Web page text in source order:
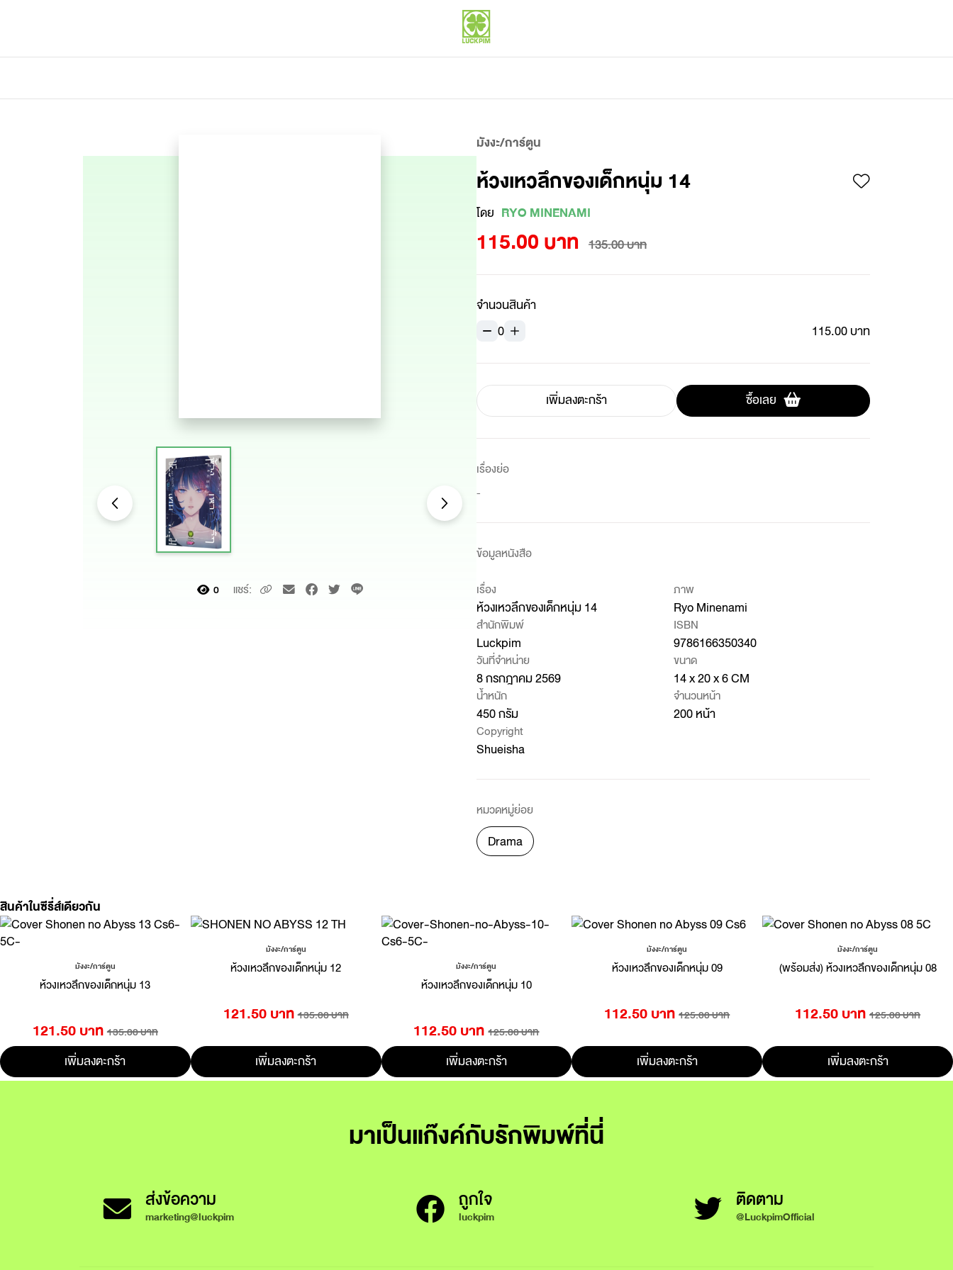
เข้าสู่ระบบ/สมัครสมาชิก
0 แชร์:
มังงะ/การ์ตูน
ห้วงเหวลึกของเด็กหนุ่ม 14
โดย RYO MINENAMI
115.00 บาท 135.00 บาท
จำนวนสินค้า
0
115.00 บาท
เพิ่มลงตะกร้า ซื้อเลย
เรื่องย่อ
-
ข้อมูลหนังสือ
เรื่อง
ห้วงเหวลึกของเด็กหนุ่ม 14
ภาพ
Ryo Minenami
สำนักพิมพ์
Luckpim
ISBN
9786166350340
วันที่จำหน่าย
8 กรกฎาคม 2569
ขนาด
14 x 20 x 6 CM
น้ำหนัก
450 กรัม
จำนวนหน้า
200 หน้า
Copyright
Shueisha
หมวดหมู่ย่อย
Drama
สินค้าในซีรี่ส์เดียวกัน
มังงะ/การ์ตูน
ห้วงเหวลึกของเด็กหนุ่ม 13
121.50 บาท 135.00 บาท
เพิ่มลงตะกร้า
มังงะ/การ์ตูน
ห้วงเหวลึกของเด็กหนุ่ม 12
121.50 บาท 135.00 บาท
เพิ่มลงตะกร้า
มังงะ/การ์ตูน
ห้วงเหวลึกของเด็กหนุ่ม 10
112.50 บาท 125.00 บาท
เพิ่มลงตะกร้า
มังงะ/การ์ตูน
ห้วงเหวลึกของเด็กหนุ่ม 09
112.50 บาท 125.00 บาท
เพิ่มลงตะกร้า
มังงะ/การ์ตูน
(พร้อมส่ง) ห้วงเหวลึกของเด็กหนุ่ม 08
112.50 บาท 125.00 บาท
เพิ่มลงตะกร้า
มาเป็นแก๊งค์กับรักพิมพ์ที่นี่
ส่งข้อความ
marketing@luckpim
ถูกใจ
luckpim
ติดตาม
@LuckpimOfficial